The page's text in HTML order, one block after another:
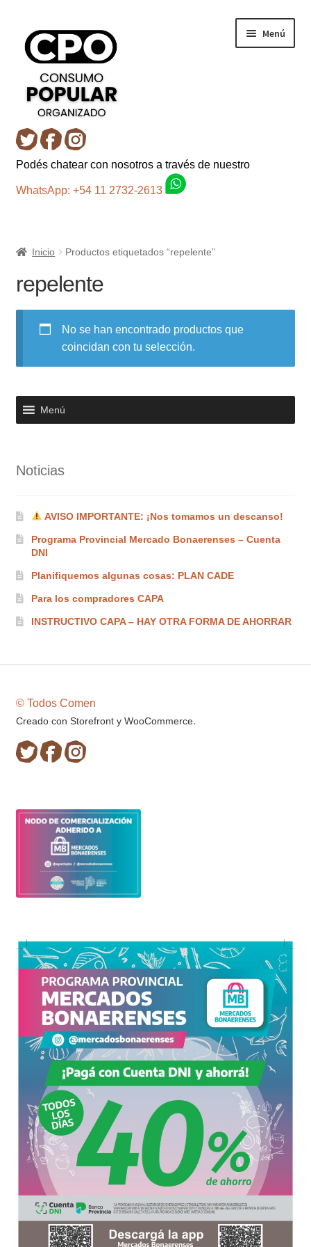
navegación
contenido
Menú
Inicio
Carro
Fondo AC
Mi cuenta
Noticias
Preguntas Frecuentes
Receso de verano
Sobre el Portal
Sugerencias y consultas
Cómo Comprar?
Podés chatear con nosotros a través de nuestro
WhatsApp: +54 11 2732-2613
Inicio Productos etiquetados “repelente”
repelente
No se han encontrado productos que
coincidan con tu selección.
Menú
Noticias
AVISO IMPORTANTE: ¡Nos tomamos un descanso!
Programa Provincial Mercado Bonaerenses – Cuenta
DNI
Planifiquemos algunas cosas: PLAN CADE
Para los compradores CAPA
INSTRUCTIVO CAPA – HAY OTRA FORMA DE AHORRAR
© Todos Comen
Creado con Storefront y WooCommerce.